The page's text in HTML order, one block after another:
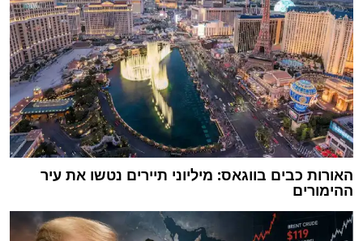
האורות כבים בווגאס: מיליוני תיירים נטשו את עיר
ההימורים